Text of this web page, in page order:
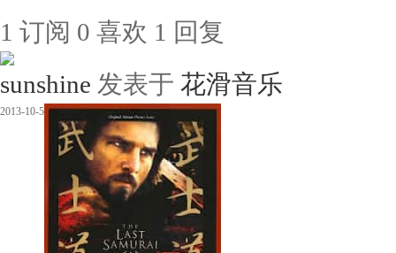
1 订阅 0 喜欢 1 回复
sunshine 发表于 花滑音乐
2013-10-5